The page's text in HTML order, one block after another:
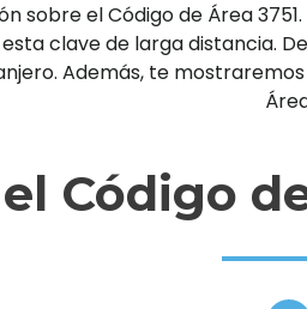
sobre el Código de Área
clave de larga distancia.
Además, te
Código